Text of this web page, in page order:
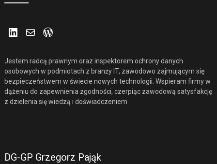
LinkedIn
Mail
Jestem radcą prawnym oraz inspektorem ochrony danych
osobowych w podmiotach z branży IT, zawodowo zajmującym się
bezpieczeństwem w świecie nowych technologii. Wspieram firmy w
dążeniu do zapewnienia zgodności, czerpiąc zawodową satysfakcję
z dzielenia się wiedzą i doświadczeniem
DG-GP Grzegorz Pająk